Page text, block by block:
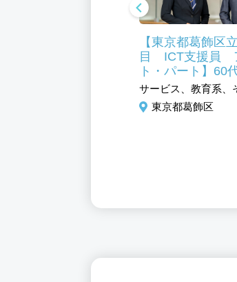
【東京都葛飾区
目 ICT支援員
ト・パート】
小・中学校のＰ
授業サポート 未
サービス、教育系、
東京都葛飾区